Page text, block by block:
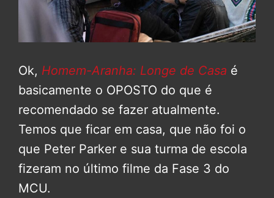
Ok, Homem-Aranha: Longe de Casa é
basicamente o OPOSTO do que é
recomendado se fazer atualmente.
Temos que ficar em casa, que não foi o
que Peter Parker e sua turma de escola
fizeram no último filme da Fase 3 do
MCU.